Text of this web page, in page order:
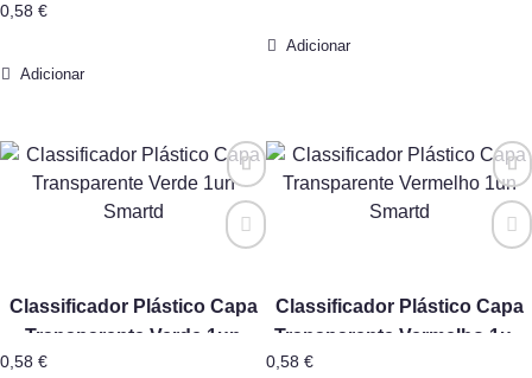
0,58 €
Adicionar
Adicionar
Classificador Plástico Capa
Transparente Verde 1un
0,58 €
Classificador Plástico Capa
Transparente Vermelho 1un
0,58 €